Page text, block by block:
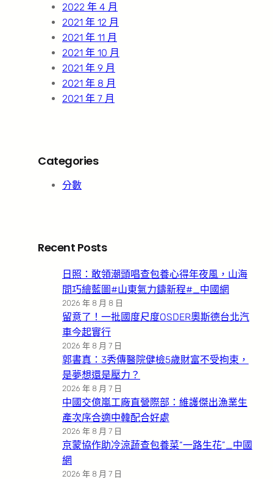
2022 年 4 月
2021 年 12 月
2021 年 11 月
2021 年 10 月
2021 年 9 月
2021 年 8 月
2021 年 7 月
Categories
分數
Recent Posts
日照：敢領潮頭唱查包養心得年夜風，山海
間巧繪藍圖#山東氣力鑄新程#_中國網
2026 年 8 月 8 日
留意了！一批國度尺度OSDER奧斯德台北汽
車今起實行
2026 年 8 月 7 日
郭書真：3秀傳醫院健檢5歲財富不受拘束，
是夢想還是壓力？
2026 年 8 月 7 日
中國交億嵐工廠直營際部：維護傑出漁業生
產次序合適中韓配合好處
2026 年 8 月 7 日
京蒙協作助冷涼蔬查包養菜“一路生花”_中國
網
2026 年 8 月 7 日